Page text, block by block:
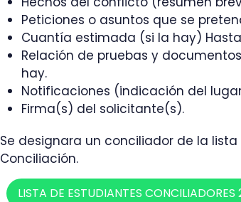
Peticiones o asuntos que se
Cuantía estimada (si la hay)
Relación de pruebas y
hay.
Notificaciones (indicación del
Firma(s) del solicitante(s).
Se designara un conciliador de la
Conciliación.
LISTA DE ESTUDIANTES